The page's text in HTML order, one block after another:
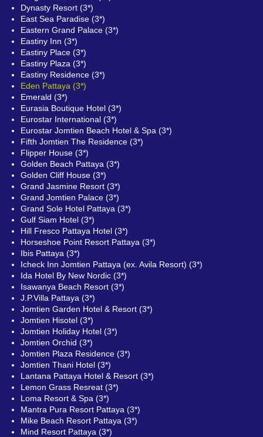
Dynasty Resort (3*)
East Sea Paradise (3*)
Eastern Grand Palace (3*)
Eastiny Inn (3*)
Eastiny Place (3*)
Eastiny Plaza (3*)
Eastiny Residence (3*)
Eden Pattaya (3*)
Emerald (3*)
Eurasia Boutique Hotel (3*)
Eurostar International (3*)
Eurostar Jomtien Beach Hotel & Spa (3*)
Fifth Jomtien The Residence (3*)
Flipper House (3*)
Golden Beach Pattaya (3*)
Golden Cliff House (3*)
Grand Jasmine Resort (3*)
Grand Jomtien Palace (3*)
Grand Sole Hotel Pattaya (3*)
Gulf Siam Hotel (3*)
Hill Fresco Pattaya Hotel (3*)
Horseshoe Point Resort Pattaya (3*)
Ibis Pattaya (3*)
Icheck Inn Jomtien Pattaya (ex. Avila Resort) (3*)
Ida Hotel By New Nordic (3*)
Isawanya Beach Resort (3*)
J.P.Villa Pattaya (3*)
Jomtien Garden Hotel & Resort (3*)
Jomtien Hisotel (3*)
Jomtien Holiday Hotel (3*)
Jomtien Orchid (3*)
Jomtien Plaza Residence (3*)
Jomtien Thani Hotel (3*)
Lantana Pattaya Hotel & Resort (3*)
Lemon Grass Resreat (3*)
Loma Resort & Spa (3*)
Mantra Pura Resort Pattaya (3*)
Mike Beach Resort Pattaya (3*)
Mind Resort Pattaya (3*)